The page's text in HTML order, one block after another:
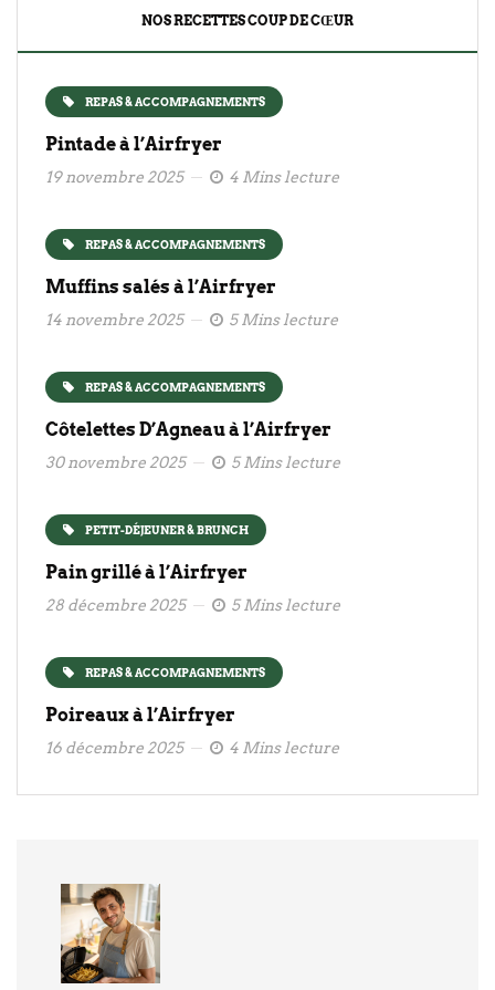
NOS RECETTES COUP DE CŒUR
REPAS & ACCOMPAGNEMENTS
Pintade à l’Airfryer
19 novembre 2025 4 Mins lecture
REPAS & ACCOMPAGNEMENTS
Muffins salés à l’Airfryer
14 novembre 2025 5 Mins lecture
REPAS & ACCOMPAGNEMENTS
Côtelettes D’Agneau à l’Airfryer
30 novembre 2025 5 Mins lecture
PETIT-DÉJEUNER & BRUNCH
Pain grillé à l’Airfryer
28 décembre 2025 5 Mins lecture
REPAS & ACCOMPAGNEMENTS
Poireaux à l’Airfryer
16 décembre 2025 4 Mins lecture